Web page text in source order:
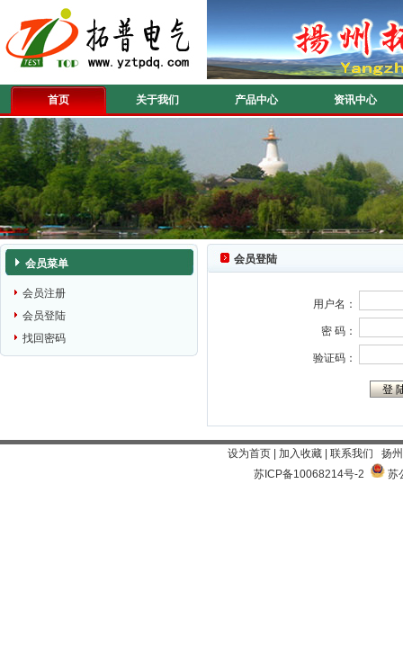
首页 关于我们 产品中心 资讯中心
会员菜单
会员注册
会员登陆
找回密码
会员登陆
用户名：
密 码：
验证码：
设为首页 加入收藏 联系我们 扬
苏ICP备10068214号-2
苏